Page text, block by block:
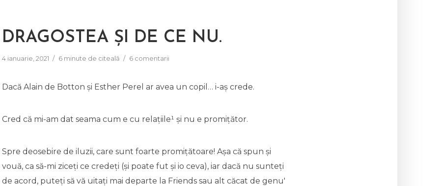
DRAGOSTEA ȘI DE CE NU.
4 ianuarie, 2021 6 minute de citeală 6 comentarii
Dacă Alain de Botton și Esther Perel ar avea un copil… i-aș crede.
Cred că mi-am dat seama cum e cu relațiile¹ și nu e promițător.
Spre deosebire de iluzii, care sunt foarte promițătoare! Așa că spun și
vouă, ca să-mi ziceți ce credeți (și poate fut și io ceva), iar dacă nu sunteți
de acord, puteți să vă uitați mai departe la Friends sau alt căcat de genu'